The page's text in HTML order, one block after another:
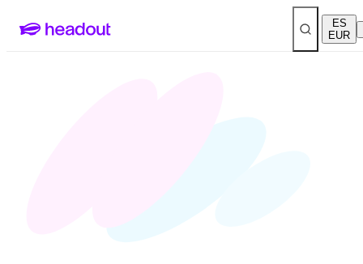
ES
EUR